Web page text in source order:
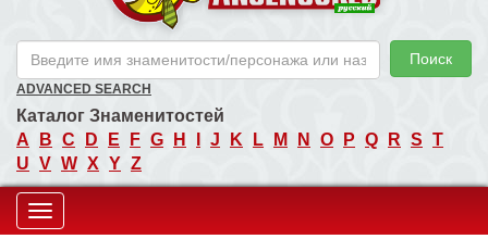
Поиск
ADVANCED SEARCH
Каталог Знаменитостей
A
B C D E F G H J K L M N O P Q R S T
U V W X Y Z
Toggle